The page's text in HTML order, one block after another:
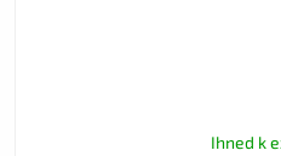
Ihned k